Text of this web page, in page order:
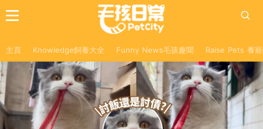
主頁 Knowledge飼養大全 Funny News毛孩趣聞 Raise Pets 養